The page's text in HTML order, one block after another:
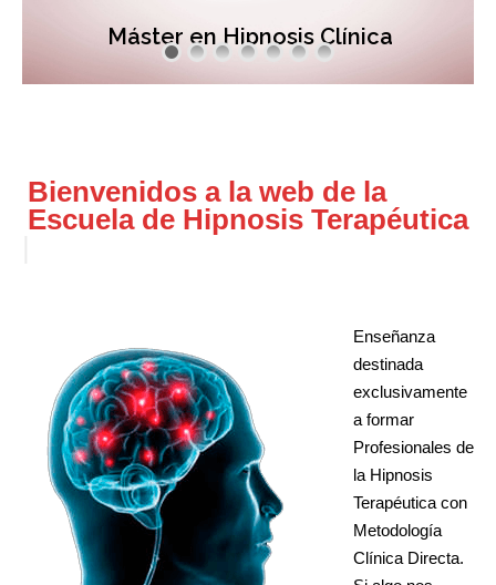
Máster en Hipnosis Clínica
Bienvenidos a la web de la
Escuela de Hipnosis Terapéutica
Enseñanza
destinada
exclusivamente
a formar
Profesionales de
la Hipnosis
Terapéutica con
Metodología
Clínica Directa.